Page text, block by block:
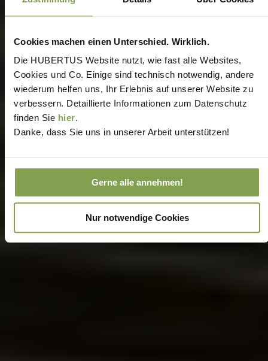
Cookies machen einen Unterschied. Wirklich.
Die HUBERTUS Website nutzt, wie fast alle Websites,
Cookies und Co. Einige sind technisch notwendig, andere
wiederum helfen uns, Ihr Erlebnis auf unserer Website zu
verbessern. Detaillierte Informationen zum Datenschutz
finden Sie hier.
Danke, dass Sie uns in unserer Arbeit unterstützen!
Gerne alle annehmen!
Nur notwendige Cookies